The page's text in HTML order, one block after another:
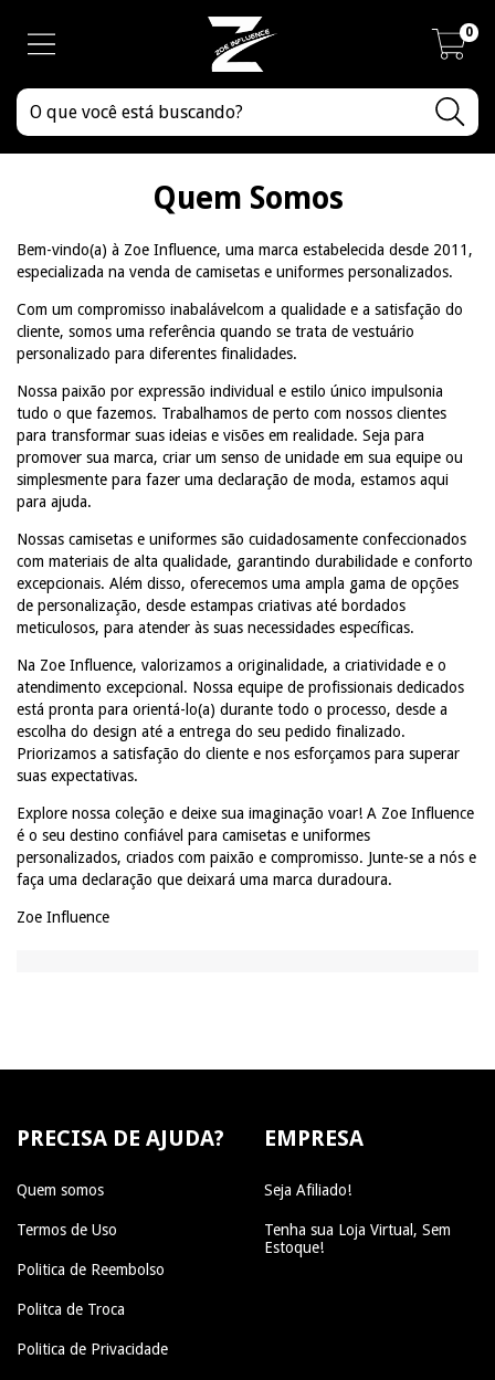
0
Quem Somos
Bem-vindo(a) à Zoe Influence, uma marca estabelecida desde 2011,
especializada na venda de camisetas e uniformes personalizados.
Com um compromisso inabalávelcom a qualidade e a satisfação do
cliente, somos uma referência quando se trata de vestuário
personalizado para diferentes finalidades.
Nossa paixão por expressão individual e estilo único impulsonia
tudo o que fazemos. Trabalhamos de perto com nossos clientes
para transformar suas ideias e visões em realidade. Seja para
promover sua marca, criar um senso de unidade em sua equipe ou
simplesmente para fazer uma declaração de moda, estamos aqui
para ajuda.
Nossas camisetas e uniformes são cuidadosamente confeccionados
com materiais de alta qualidade, garantindo durabilidade e conforto
excepcionais. Além disso, oferecemos uma ampla gama de opções
de personalização, desde estampas criativas até bordados
meticulosos, para atender às suas necessidades específicas.
Na Zoe Influence, valorizamos a originalidade, a criatividade e o
atendimento excepcional. Nossa equipe de profissionais dedicados
está pronta para orientá-lo(a) durante todo o processo, desde a
escolha do design até a entrega do seu pedido finalizado.
Priorizamos a satisfação do cliente e nos esforçamos para superar
suas expectativas.
Explore nossa coleção e deixe sua imaginação voar! A Zoe Influence
é o seu destino confiável para camisetas e uniformes
personalizados, criados com paixão e compromisso. Junte-se a nós e
faça uma declaração que deixará uma marca duradoura.
Zoe Influence
PRECISA DE AJUDA?
Quem somos
Termos de Uso
Politica de Reembolso
Politca de Troca
Politica de Privacidade
EMPRESA
Seja Afiliado!
Tenha sua Loja Virtual, Sem
Estoque!